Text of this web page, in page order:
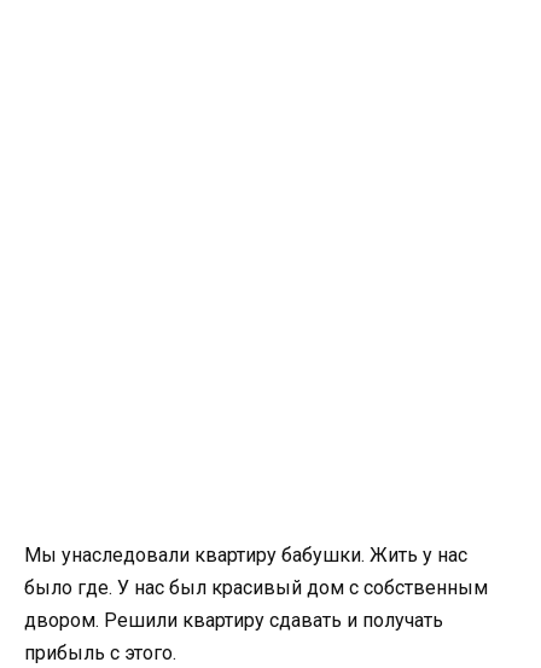
Мы унаследовали квартиру бабушки. Жить у нас
было где. У нас был красивый дом с собственным
двором. Решили квартиру сдавать и получать
прибыль с этого.